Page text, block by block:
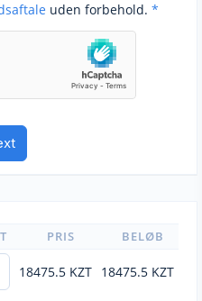
uden forbehold. *
PRIS BELØB
18475.5 KZT 18475.5 KZT